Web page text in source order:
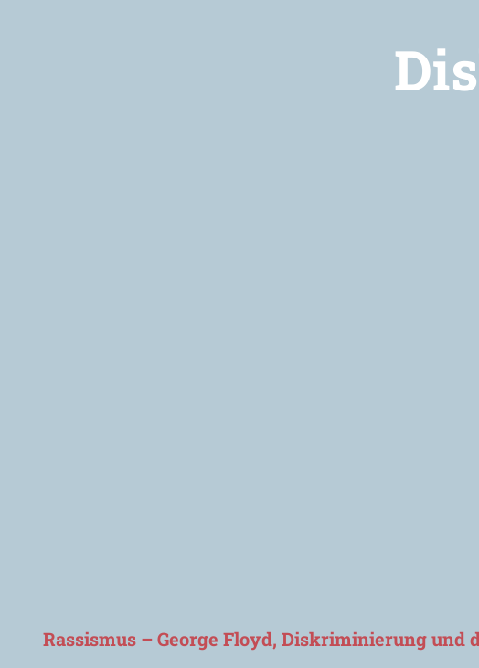
Rassismus – George Floyd, Diskriminierung und